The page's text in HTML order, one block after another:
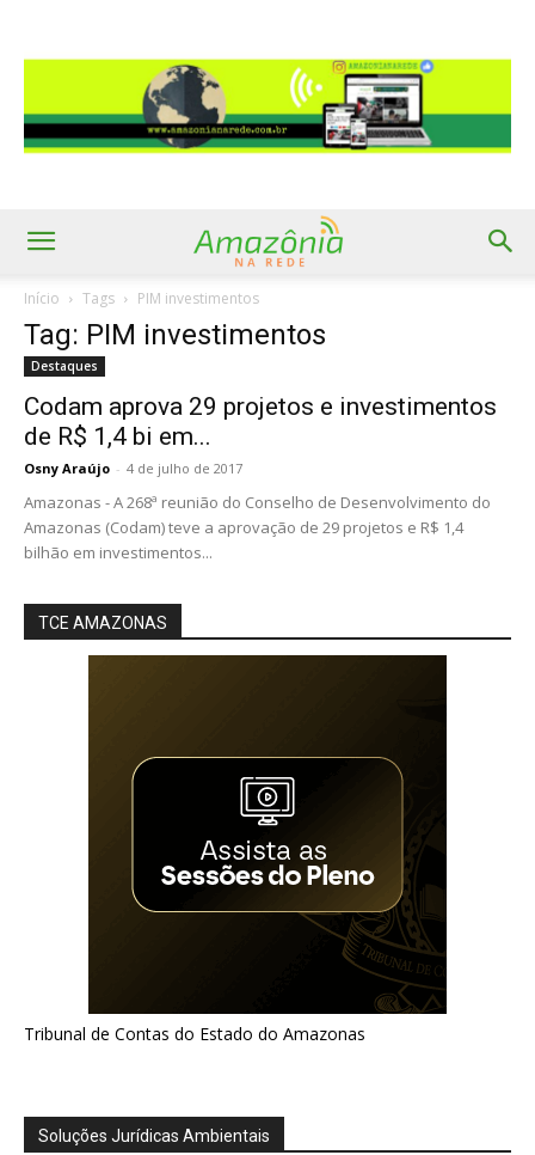
Início Tags PIM investimentos
Tag: PIM investimentos
Destaques
Codam aprova 29 projetos e investimentos
de R$ 1,4 bi em...
Osny Araújo - 4 de julho de 2017
Amazonas - A 268ª reunião do Conselho de Desenvolvimento do
Amazonas (Codam) teve a aprovação de 29 projetos e R$ 1,4
bilhão em investimentos...
TCE AMAZONAS
Tribunal de Contas do Estado do Amazonas
Soluções Jurídicas Ambientais